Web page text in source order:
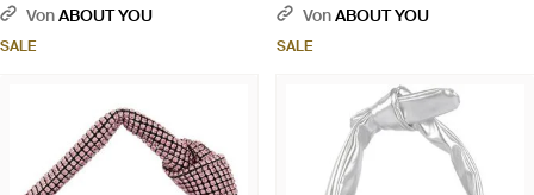
VonABOUT YOU
SALE
VonABOUT YOU
SALE